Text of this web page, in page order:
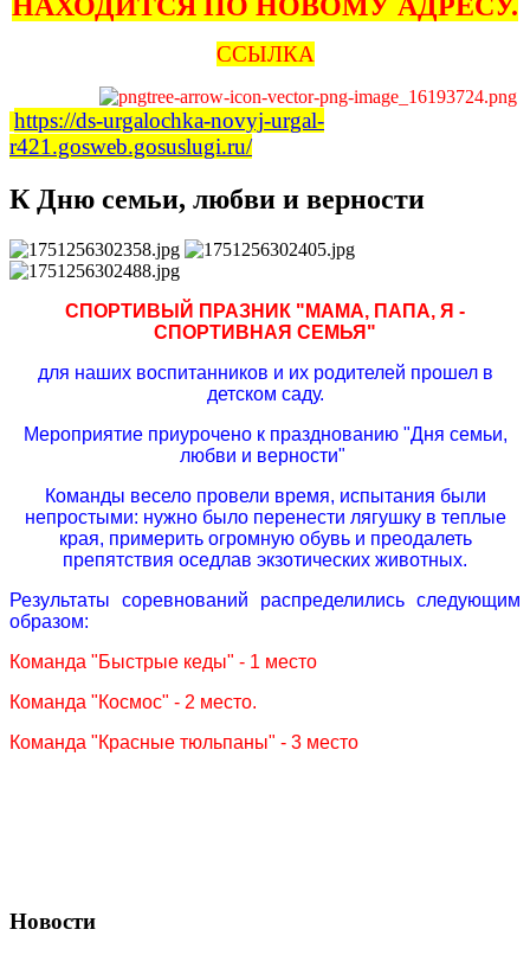
НАХОДИТСЯ ПО НОВОМУ АДРЕСУ.
ССЫЛКА
https://ds-urgalochka-novyj-urgal-
r421.gosweb.gosuslugi.ru/
К Дню семьи, любви и верности
СПОРТИВЫЙ ПРАЗНИК "МАМА, ПАПА, Я -
СПОРТИВНАЯ СЕМЬЯ"
для наших воспитанников и их родителей прошел в
детском саду.
Мероприятие приурочено к празднованию "Дня семьи,
любви и верности"
Команды весело провели время, испытания были
непростыми: нужно было перенести лягушку в теплые
края, примерить огромную обувь и преодалеть
препятствия оседлав экзотических животных.
Результаты соревнований распределились следующим
образом:
Команда "Быстрые кеды" - 1 место
Команда "Космос" - 2 место.
Команда "Красные тюльпаны" - 3 место
Новости